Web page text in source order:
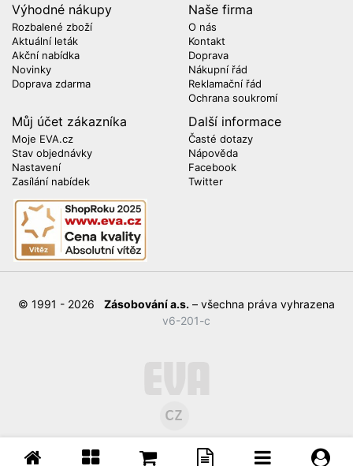
Výhodné nákupy
Rozbalené zboží
Aktuální leták
Akční nabídka
Novinky
Doprava zdarma
Naše firma
O nás
Kontakt
Doprava
Nákupní řád
Reklamační řád
Ochrana soukromí
Můj účet zákazníka
Moje EVA.cz
Stav objednávky
Nastavení
Zasílání nabídek
Další informace
Časté dotazy
Nápověda
Facebook
Twitter
© 1991 - 2026 Zásobování a.s. – všechna práva vyhrazena
v6-201-c